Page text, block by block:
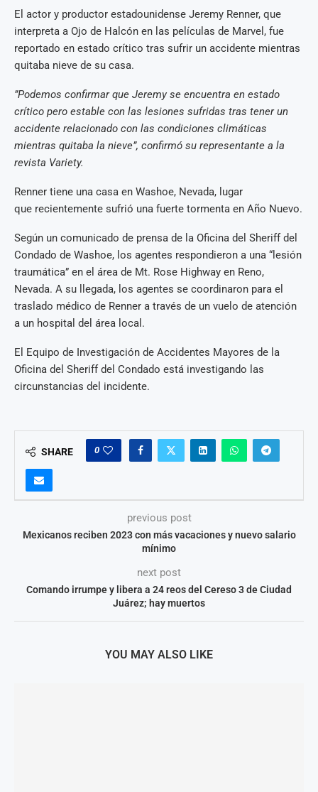
El actor y productor estadounidense Jeremy Renner, que
interpreta a Ojo de Halcón en las películas de Marvel, fue
reportado en estado crítico tras sufrir un accidente mientras
quitaba nieve de su casa.
”Podemos confirmar que Jeremy se encuentra en estado
crítico pero estable con las lesiones sufridas tras tener un
accidente relacionado con las condiciones climáticas
mientras quitaba la nieve”, confirmó su representante a la
revista Variety.
Renner tiene una casa en Washoe, Nevada, lugar
que recientemente sufrió una fuerte tormenta en Año Nuevo.
Según un comunicado de prensa de la Oficina del Sheriff del
Condado de Washoe, los agentes respondieron a una “lesión
traumática” en el área de Mt. Rose Highway en Reno,
Nevada. A su llegada, los agentes se coordinaron para el
traslado médico de Renner a través de un vuelo de atención
a un hospital del área local.
El Equipo de Investigación de Accidentes Mayores de la
Oficina del Sheriff del Condado está investigando las
circunstancias del incidente.
SHARE 0
previous post
Mexicanos reciben 2023 con más vacaciones y nuevo salario
mínimo
next post
Comando irrumpe y libera a 24 reos del Cereso 3 de Ciudad
Juárez; hay muertos
YOU MAY ALSO LIKE